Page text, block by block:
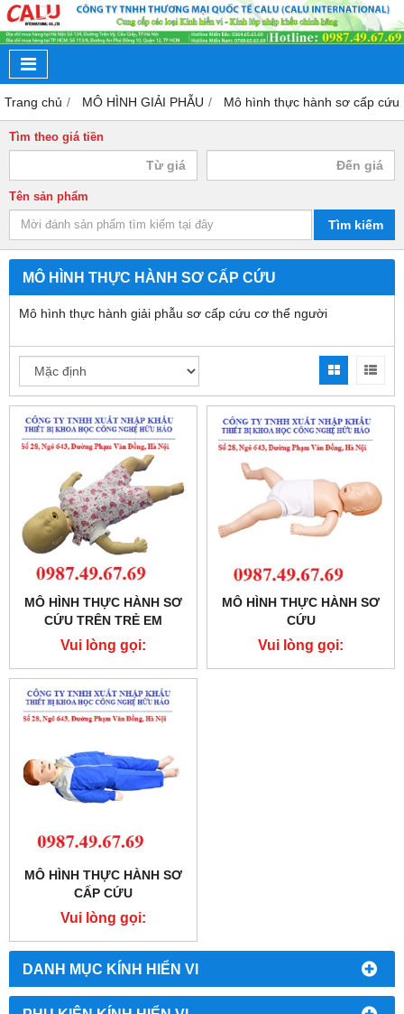
Trang chủ MÔ HÌNH GIẢI PHẪU Mô hình thực hành sơ cấp cứu
Tìm theo giá tiền
Tên sản phẩm
Tìm kiếm
DANH MỤC KÍNH HIỂN VI
MÔ HÌNH THỰC HÀNH SƠ CẤP CỨU
Mô hình thực hành giải phẫu sơ cấp cứu cơ thể người
MÔ HÌNH THỰC HÀNH SƠ
CỨU TRÊN TRẺ EM
Vui lòng gọi:
0987.49.67.69
MÔ HÌNH THỰC HÀNH SƠ
CỨU
Vui lòng gọi:
0987.49.67.69
MÔ HÌNH THỰC HÀNH SƠ
CẤP CỨU
Vui lòng gọi:
0987.49.67.69